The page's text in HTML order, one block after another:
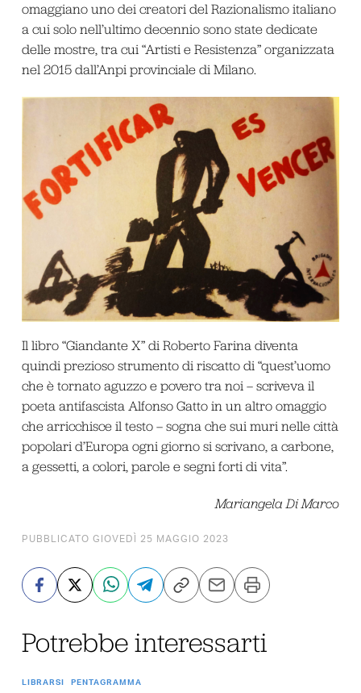
omaggiano uno dei creatori del Razionalismo italiano
a cui solo nell’ultimo decennio sono state dedicate
delle mostre, tra cui “Artisti e Resistenza” organizzata
nel 2015 dall’Anpi provinciale di Milano.
Il libro “Giandante X” di Roberto Farina diventa
quindi prezioso strumento di riscatto di “quest’uomo
che è tornato aguzzo e povero tra noi – scriveva il
poeta antifascista Alfonso Gatto in un altro omaggio
che arricchisce il testo – sogna che sui muri nelle città
popolari d’Europa ogni giorno si scrivano, a carbone,
a gessetti, a colori, parole e segni forti di vita”.
Mariangela Di Marco
PUBBLICATO GIOVEDÌ 25 MAGGIO 2023
Potrebbe interessarti
LIBRARSI PENTAGRAMMA